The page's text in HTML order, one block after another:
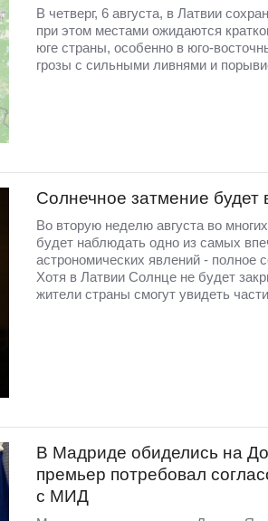
В четверг, 6 августа, в Латвии
при этом местами ожидаются
юге страны, особенно в юго-
грозы с сильными ливнями и
Солнечное затмение будет
Во вторую неделю августа во
будет наблюдать одно из самых
астрономических явлений - полное
Хотя в Латвии Солнце не будет
жители страны смогут увидеть
В Мадриде обиделись на
премьер потребовал
с МИД